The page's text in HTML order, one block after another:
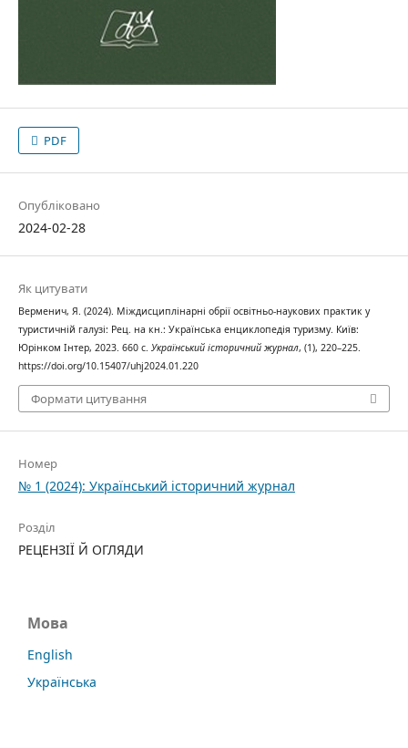
PDF
Опубліковано
2024-02-28
Як цитувати
Верменич, Я. (2024). Міждисциплінарні обрії освітньо-наукових практик у
туристичній галузі: Рец. на кн.: Українська енциклопедія туризму. Київ:
Юрінком Інтер, 2023. 660 с. Український історичний журнал, (1), 220–225.
https://doi.org/10.15407/uhj2024.01.220
Формати цитування
Номер
№ 1 (2024): Український історичний журнал
Розділ
РЕЦЕНЗІЇ Й ОГЛЯДИ
Мова
English
Українська